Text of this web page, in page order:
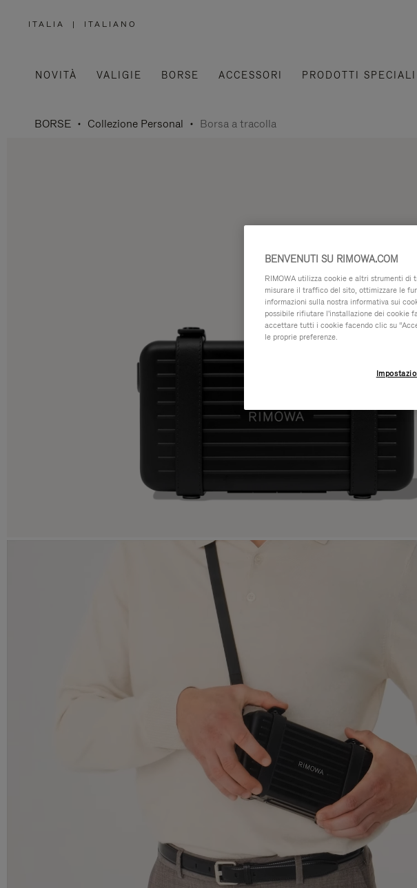
ITALIA
,
| ITALIANO
NOVITÀ VALIGIE BORSE ACCESSORI PRODOTTI SPECIALI
BORSE Collezione Personal Borsa a tracolla
BENVENUTI SU RIMOWA.COM
RIMOWA utilizza cookie e altri strumenti di
misurare il traffico del sito, ottimizzare le
informazioni sulla nostra informativa sui
possibile rifiutare l'installazione dei cookie
accettare tutti i cookie facendo clic su
le proprie preferenze.